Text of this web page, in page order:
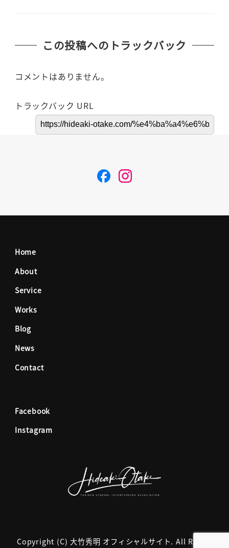
この投稿へのトラックバック
コメントはありません。
トラックバック URL
F I
Home
About
Service
Works
Blog
News
Contact
Facebook
Instagram
Copyright (C) 大竹秀明 オフィシャルサイト. All Rights